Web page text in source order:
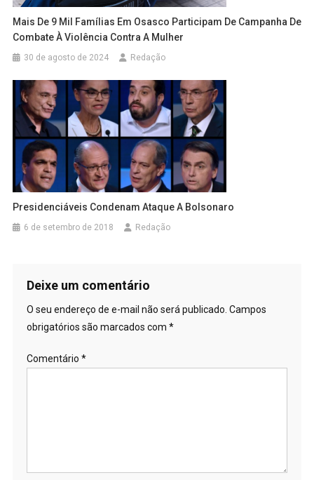
Mais De 9 Mil Famílias Em Osasco Participam De Campanha De
Combate À Violência Contra A Mulher
30 de agosto de 2024 Redação
Presidenciáveis Condenam Ataque A Bolsonaro
6 de setembro de 2018 Redação
Deixe um comentário
O seu endereço de e-mail não será publicado. Campos
obrigatórios são marcados com *
Comentário *